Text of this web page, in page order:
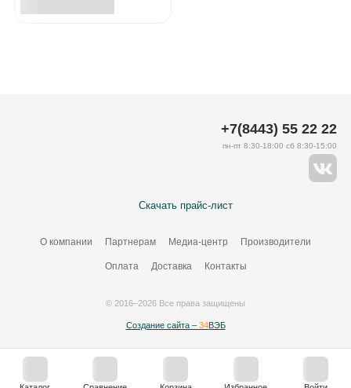
Скачать прайс-лист
О компании Партнерам Медиа-центр Производители
Оплата Доставка Контакты
+7(8443) 55 22 22
пн-пт 8:30-18:00 сб 8:30-15:00
© 2016–2026 Все права защищены
Создание сайта – 34ВЭБ